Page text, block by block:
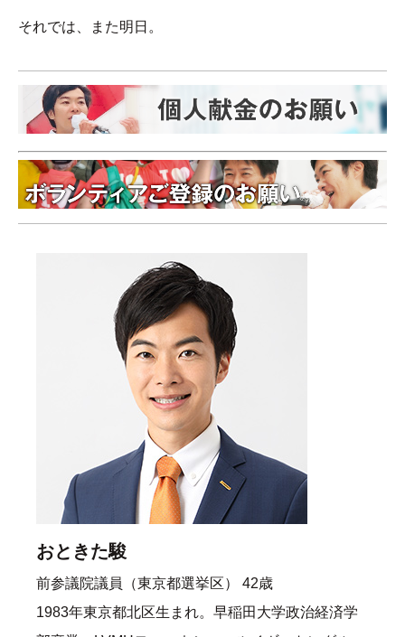
それでは、また明日。
おときた駿
前参議院議員（東京都選挙区） 42歳
1983年東京都北区生まれ。早稲田大学政治経済学